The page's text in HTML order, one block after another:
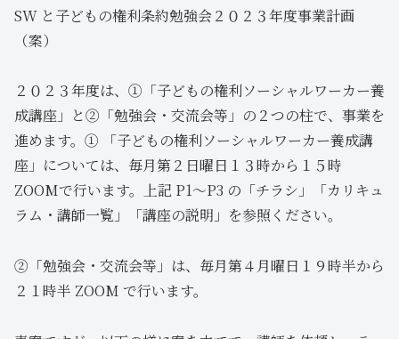
SW と子どもの権利条約勉強会２０２３年度事業計画
（案）
２０２３年度は、①「子どもの権利ソーシャルワーカー養
成講座」と②「勉強会・交流会等」の２つの柱で、事業を
進めます。① 「子どもの権利ソーシャルワーカー養成講
座」については、毎月第２日曜日１３時から１５時
ZOOMで行います。上記 P1～P3 の「チラシ」「カリキュ
ラム・講師一覧」「講座の説明」を参照ください。
②「勉強会・交流会等」は、毎月第４月曜日１９時半から
２１時半 ZOOM で行います。